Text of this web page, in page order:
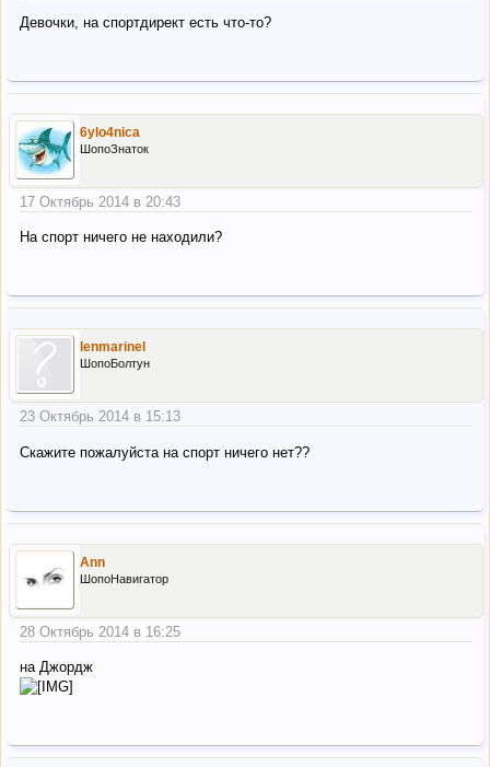
Девочки, на спортдирект есть что-то?
6ylo4nica
ШопоЗнаток
17 Октябрь 2014 в 20:43
На спорт ничего не находили?
lenmarinel
ШопоБолтун
23 Октябрь 2014 в 15:13
Скажите пожалуйста на спорт ничего нет??
Ann
ШопоНавигатор
28 Октябрь 2014 в 16:25
на Джордж